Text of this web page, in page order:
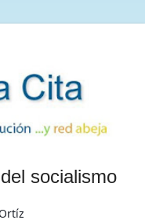
socialismo